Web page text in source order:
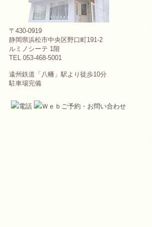
〒430-0919
静岡県浜松市中央区野口町191-2
ルミノシーテ 1階
TEL 053-468-5001
遠州鉄道「八幡」駅より徒歩10分
駐車場完備